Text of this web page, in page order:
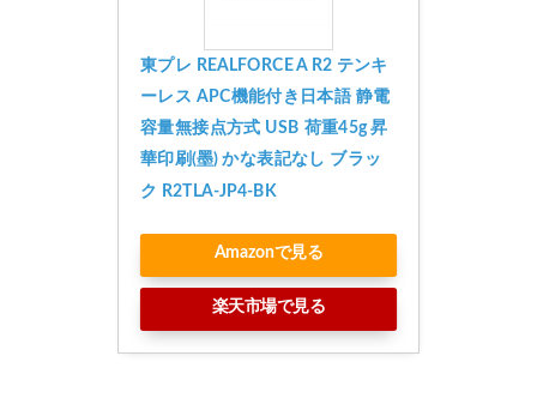
東プレ REALFORCE A R2 テンキ
ーレス APC機能付き日本語 静電
容量無接点方式 USB 荷重45g 昇
華印刷(墨) かな表記なし ブラッ
ク R2TLA-JP4-BK
Amazonで見る
楽天市場で見る